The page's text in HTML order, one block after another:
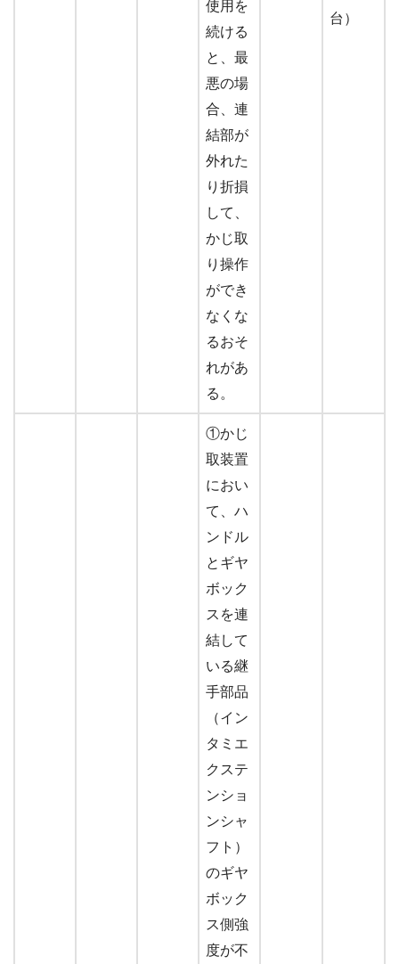
使用を
続ける
と、最
悪の場
合、連
結部が
外れた
り折損
して、
かじ取
り操作
ができ
なくな
るおそ
れがあ
る。
台）
①かじ
取装置
におい
て、ハ
ンドル
とギヤ
ボック
スを連
結して
いる継
手部品
（イン
タミエ
クステ
ンショ
ンシャ
フト）
のギヤ
ボック
ス側強
度が不